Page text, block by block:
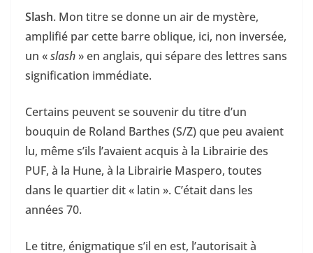
Slash. Mon titre se donne un air de mystère,
amplifié par cette barre oblique, ici, non inversée,
un «slash» en anglais, qui sépare des lettres sans
signification immédiate.
Certains peuvent se souvenir du titre d’un
bouquin de Roland Barthes (S/Z) que peu avaient
lu, même s’ils l’avaient acquis à la Librairie des
PUF, à la Hune, à la Librairie Maspero, toutes
dans le quartier dit « latin ». C’était dans les
années 70.
Le titre, énigmatique s’il en est, l’autorisait à